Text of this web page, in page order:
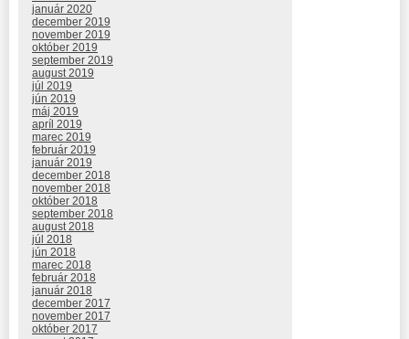
január 2020
december 2019
november 2019
október 2019
september 2019
august 2019
júl 2019
jún 2019
máj 2019
apríl 2019
marec 2019
február 2019
január 2019
december 2018
november 2018
október 2018
september 2018
august 2018
júl 2018
jún 2018
marec 2018
február 2018
január 2018
december 2017
november 2017
október 2017